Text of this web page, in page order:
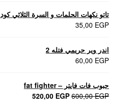
تاتو نكهات الحلمات و السرة الثلاثي كود 1
35,00 EGP
اندر وير حريمي فتله 2
60,00 EGP
حبوب فات فايتر – fat fighter
600,00EGP
السعر520,00 EGP
السعر